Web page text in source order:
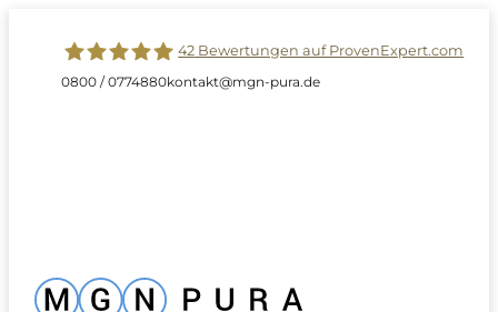
42 Bewertungen auf ProvenExpert.com
0800 / 0774880kontakt@mgn-pura.de